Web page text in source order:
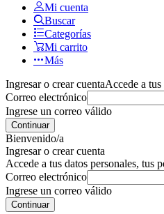
Mi cuenta
Buscar
Categorías
Mi carrito
Más
Ingresar o crear cuentaAccede a
Correo electrónico
Ingrese un correo válido
Continuar
Bienvenido/a
Ingresar o crear cuenta
Accede a tus datos personales, tus
Correo electrónico
Ingrese un correo válido
Continuar